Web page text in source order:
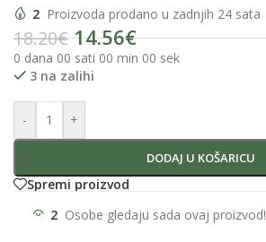
2 Proizvoda prodano u zadnjih 24 sata
18.20€ 14.56€
0 dana 00 sati 00 min 00 sek
3 na zalihi
- +
DODAJ U KOŠARICU
Spremi proizvod
2 Osobe gledaju sada ovaj proizvod!